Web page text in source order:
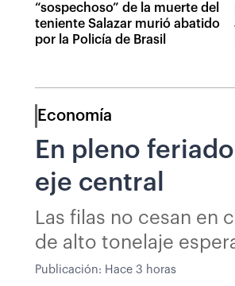
“sospechoso” de la muerte del
teniente Salazar murió abatido
por la Policía de Brasil
Economía
En pleno
eje central
Las filas no cesan
de alto tonelaje
Publicación: Hace 3 horas